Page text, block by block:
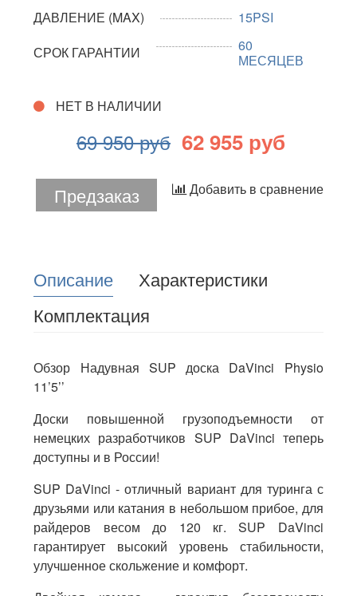
ДАВЛЕНИЕ (MAX)
15PSI
СРОК ГАРАНТИИ
60
МЕСЯЦЕВ
НЕТ В НАЛИЧИИ
69 950 руб 62 955 руб
Предзаказ Добавить в сравнение
Описание
Характеристики
Комплектация
Обзор Надувная SUP доска DaVinci Physio
11’5’’
Доски повышенной грузоподъемности от
немецких разработчиков SUP DaVinci теперь
доступны и в России!
SUP DaVinci - отличный вариант для туринга с
друзьями или катания в небольшом прибое, для
райдеров весом до 120 кг. SUP DaVinci
гарантирует высокий уровень стабильности,
улучшенное скольжение и комфорт.